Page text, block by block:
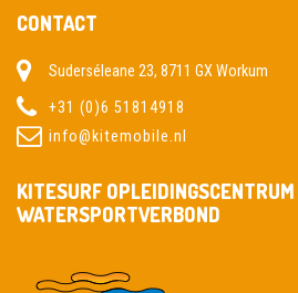
CONTACT
Suderséleane 23, 8711 GX Workum
+31 (0)6 51814918
info@kitemobile.nl
KITESURF OPLEIDINGSCENTRUM
WATERSPORTVERBOND